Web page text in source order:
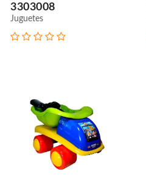
3303008
Juguetes